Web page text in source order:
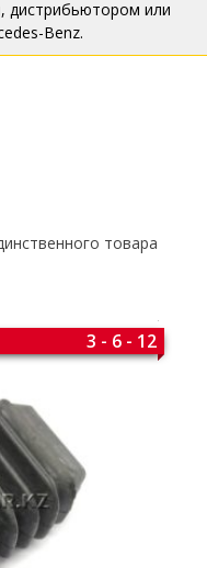
дистрибьютором или
Benz.
товара
3 - 6 - 12